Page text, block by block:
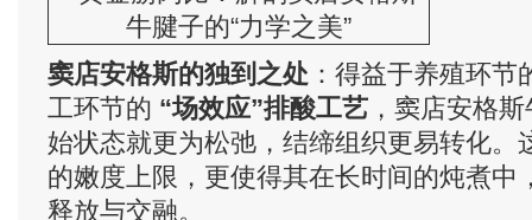
窦店安格斯的独到之处 ：得益于养殖环节
工环节的 “场效应”排酸工艺 ，窦店安格
始状态就更为松弛，结缔组织更易转化。
的嫩度上限，更使得其在长时间的炖煮中
释放与交融。